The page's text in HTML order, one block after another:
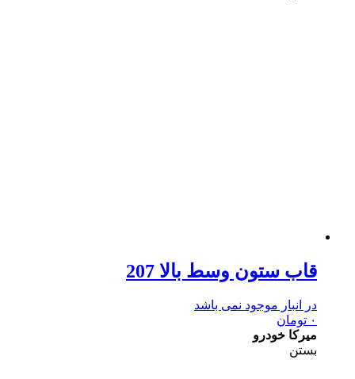
قاب ستون وسط بالا 207
در انبار موجود نمی باشد
۰ تومان
میرکا خودرو
بستن